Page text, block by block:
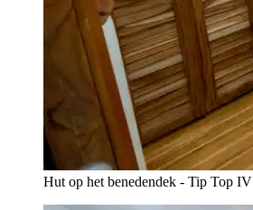
Hut op het benedendek - Tip Top IV